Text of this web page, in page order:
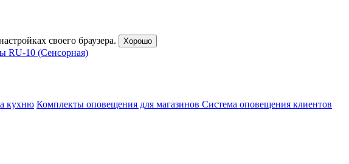
своего браузера. Хорошо
RU-10 (Сенсорная)
кухню Комплекты оповещения для магазинов Система оповещения клиентов